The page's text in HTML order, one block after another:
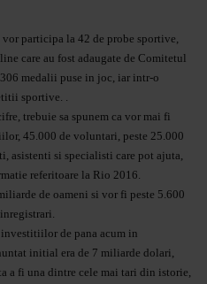
participa la 42 de probe sportive,
care au fost adaugate de Comitetul
medalii puse in joc, iar intr-o
sportive. .
trebuie sa spunem ca vor mai fi
45.000 de voluntari, peste 25.000
asistenti si specialisti care pot ajuta,
referitoare la Rio 2016.
de oameni si vor fi peste 5.600
de pana acum in
initial era de 7 miliarde dolari,
a fi una dintre cele mai tari din istorie,